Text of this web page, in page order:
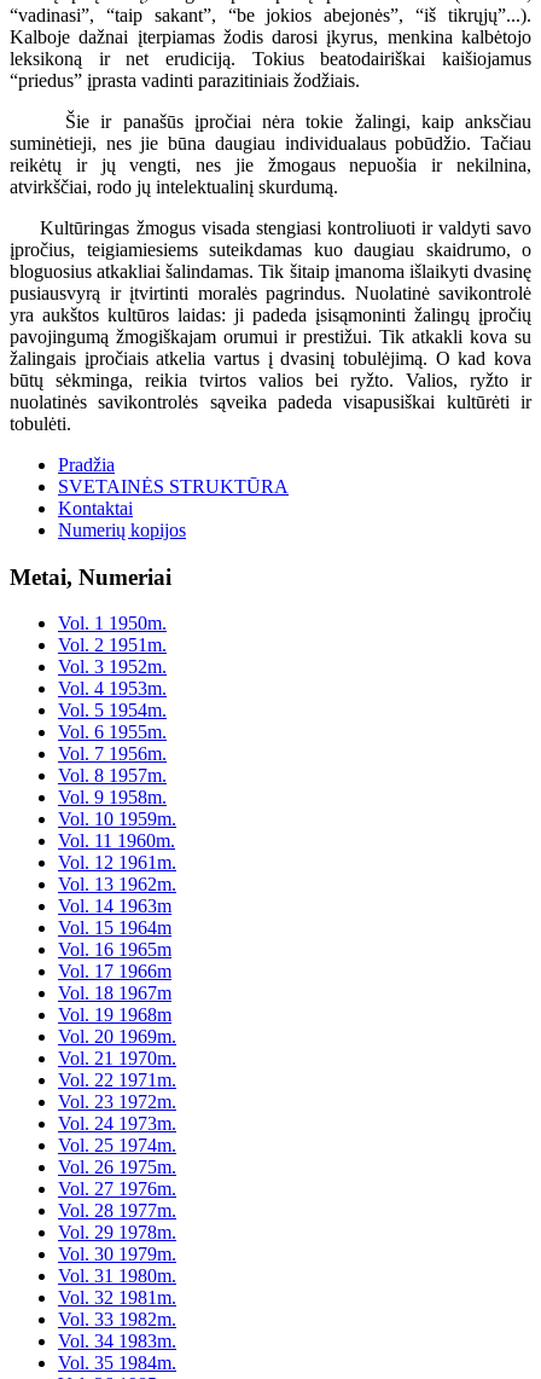
“vadinasi”, “taip sakant”, “be jokios abejonės”, “iš tikrųjų”...).
Kalboje dažnai įterpiamas žodis darosi įkyrus, menkina kalbėtojo
leksikoną ir net erudiciją. Tokius beatodairiškai kaišiojamus
“priedus” įprasta vadinti parazitiniais žodžiais.
Šie ir panašūs įpročiai nėra tokie žalingi, kaip anksčiau
suminėtieji, nes jie būna daugiau individualaus pobūdžio. Tačiau
reikėtų ir jų vengti, nes jie žmogaus nepuošia ir nekilnina,
atvirkščiai, rodo jų intelektualinį skurdumą.
Kultūringas žmogus visada stengiasi kontroliuoti ir valdyti savo
įpročius, teigiamiesiems suteikdamas kuo daugiau skaidrumo, o
bloguosius atkakliai šalindamas. Tik šitaip įmanoma išlaikyti dvasinę
pusiausvyrą ir įtvirtinti moralės pagrindus. Nuolatinė savikontrolė
yra aukštos kultūros laidas: ji padeda įsisąmoninti žalingų įpročių
pavojingumą žmogiškajam orumui ir prestižui. Tik atkakli kova su
žalingais įpročiais atkelia vartus į dvasinį tobulėjimą. O kad kova
būtų sėkminga, reikia tvirtos valios bei ryžto. Valios, ryžto ir
nuolatinės savikontrolės sąveika padeda visapusiškai kultūrėti ir
tobulėti.
Pradžia
SVETAINĖS STRUKTŪRA
Kontaktai
Numerių kopijos
Metai, Numeriai
Vol. 1 1950m.
Vol. 2 1951m.
Vol. 3 1952m.
Vol. 4 1953m.
Vol. 5 1954m.
Vol. 6 1955m.
Vol. 7 1956m.
Vol. 8 1957m.
Vol. 9 1958m.
Vol. 10 1959m.
Vol. 11 1960m.
Vol. 12 1961m.
Vol. 13 1962m.
Vol. 14 1963m
Vol. 15 1964m
Vol. 16 1965m
Vol. 17 1966m
Vol. 18 1967m
Vol. 19 1968m
Vol. 20 1969m.
Vol. 21 1970m.
Vol. 22 1971m.
Vol. 23 1972m.
Vol. 24 1973m.
Vol. 25 1974m.
Vol. 26 1975m.
Vol. 27 1976m.
Vol. 28 1977m.
Vol. 29 1978m.
Vol. 30 1979m.
Vol. 31 1980m.
Vol. 32 1981m.
Vol. 33 1982m.
Vol. 34 1983m.
Vol. 35 1984m.